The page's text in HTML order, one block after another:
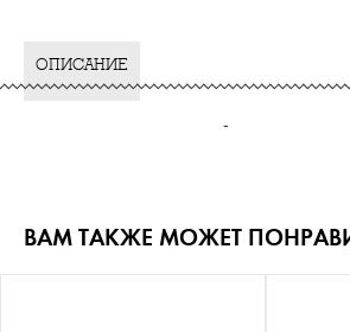
ОПИСАНИЕ
-
ВАМ ТАКЖЕ МОЖЕТ